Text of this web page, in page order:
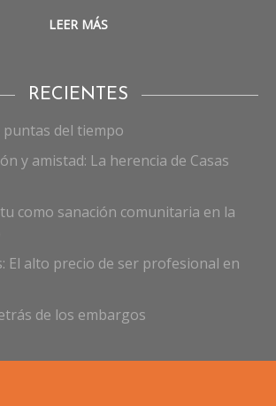
LEER MÁS
RECIENTES
del tiempo
y amistad: La herencia de Casas
como sanación comunitaria en la
El alto precio de ser profesional en
de los embargos